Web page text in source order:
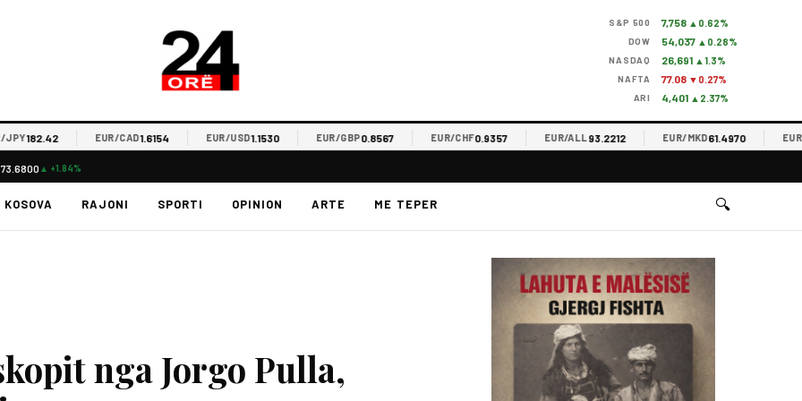
S&P 500 7,758 ▲0.62%
DOW 54,037 ▲0.28%
NASDAQ 26,691 ▲1.3%
NAFTA 77.08 ▼0.27%
ARI 4,401 ▲2.37%
EUR/CAD1.6154 EUR/USD1.1530 EUR/GBP0.8567 EUR/CHF0.9357 EUR/ALL93.2212 EUR/MKD61.4970 EUR/RSD
▲ +1.84%
KOSOVA RAJONI SPORTI OPINION ARTE ME TEPER 🔍
nga Jorgo Pulla,